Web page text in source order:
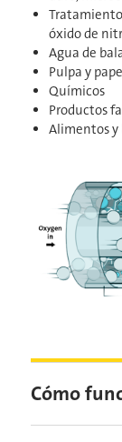
óxido de
Agua de
Pulpa y
Químicos
Productos
Alimentos y
Cómo